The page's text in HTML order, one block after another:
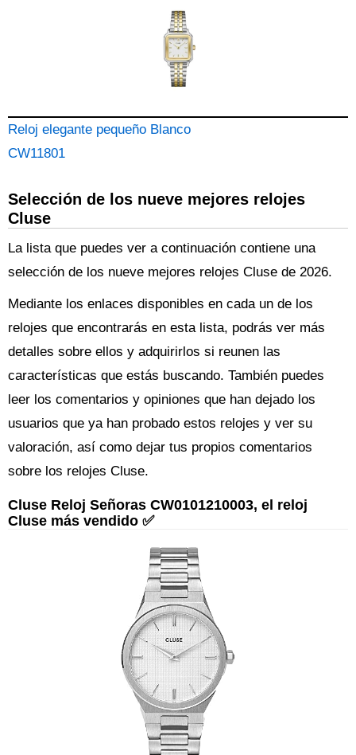
Reloj elegante pequeño Blanco
CW11801
Selección de los nueve mejores relojes
Cluse
La lista que puedes ver a continuación contiene una
selección de los nueve mejores relojes Cluse de 2026.
Mediante los enlaces disponibles en cada un de los
relojes que encontrarás en esta lista, podrás ver más
detalles sobre ellos y adquirirlos si reunen las
características que estás buscando. También puedes
leer los comentarios y opiniones que han dejado los
usuarios que ya han probado estos relojes y ver su
valoración, así como dejar tus propios comentarios
sobre los relojes Cluse.
Cluse Reloj Señoras CW0101210003, el reloj
Cluse más vendido ✅